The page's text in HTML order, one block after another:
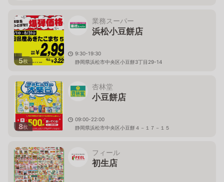
5枚
業務スーパー
浜松小豆餅店
9:30-19:30
静岡県浜松市中央区小豆餅3丁目29-14
8枚
杏林堂
小豆餅店
09:00-22:00
静岡県浜松市中央区小豆餅４－１７－１５
フィール
初生店